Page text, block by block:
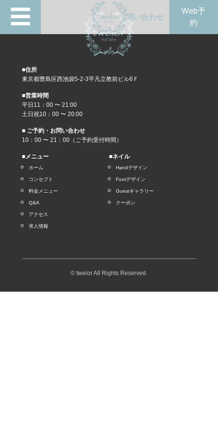
☰ 問い合わせ
Web予
約
■住所
東京都豊島区西池袋5-2-3平凡立教前ビル6Ｆ
■営業時間
平日11：00 〜 21:00
土日祝10：00 〜 20:00
■ ご予約・お問い合わせ
10：00 〜 21：00（ご予約受付時間）
■メニュー
ホーム
コンセプト
料金メニュー
Q&A
アクセス
求人情報
■ネイル
Handデザイン
Footデザイン
Guestギャラリー
クーポン
© twelor All Rights Reserved.